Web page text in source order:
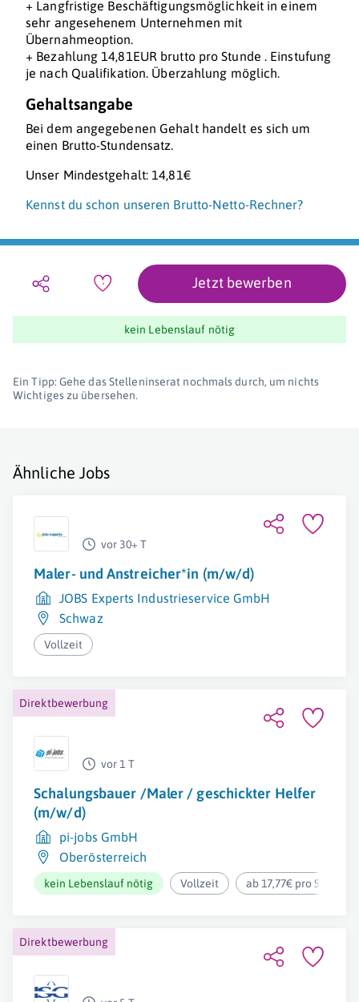
+ Langfristige Beschäftigungsmöglichkeit in einem
sehr angesehenem Unternehmen mit
Übernahmeoption.
+ Bezahlung 14,81EUR brutto pro Stunde . Einstufung
je nach Qualifikation. Überzahlung möglich.
Gehaltsangabe
Bei dem angegebenen Gehalt handelt es sich um
einen Brutto-Stundensatz.
Unser Mindestgehalt: 14,81€
Kennst du schon unseren Brutto-Netto-Rechner?
Jetzt bewerben
kein Lebenslauf nötig
Ein Tipp: Gehe das Stelleninserat nochmals durch, um nichts
Wichtiges zu übersehen.
Ähnliche Jobs
vor 30+ T
Maler- und Anstreicher*in (m/w/d)
JOBS Experts Industrieservice GmbH
Schwaz
Vollzeit
Direktbewerbung
vor 1 T
Schalungsbauer /Maler / geschickter Helfer
(m/w/d)
pi-jobs GmbH
Oberösterreich
kein Lebenslauf nötig Vollzeit ab 17,77€ pro Stunde
Direktbewerbung